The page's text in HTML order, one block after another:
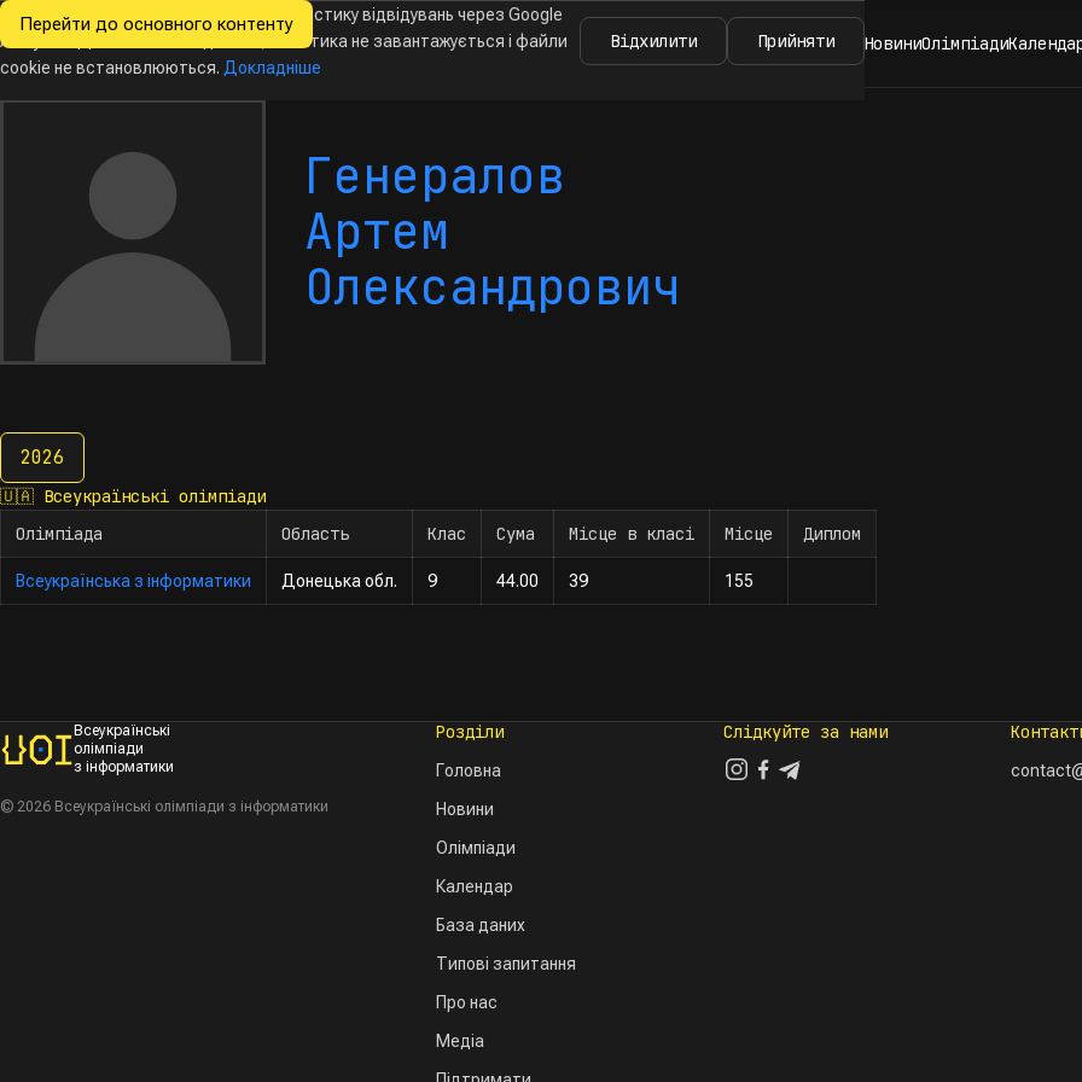
Перейти до основного контенту
Всеукраїнські
з інформатики
НовиниОлімпіади
Генералов
Артем
Олександрович
2026
2026
🇺🇦 Всеукраїнські олімпіади
Олімпіада
Область Клас Сума Місце в класі Місце Диплом
Всеукраїнська з інформатики Донецька обл. 9 44.00 39 155
Всеукраїнські
олімпіади
з інформатики
© 2026 Всеукраїнські олімпіади з інформатики
Розділи
Головна
Новини
Олімпіади
Календар
База даних
Типові запитання
Про нас
Медіа
Слідкуйте за нами
Ми хочемо збирати знеособлену статистику відвідувань через Google
Analytics. Доки ви не погодитесь, аналітика не завантажується і файли
cookie не встановлюються. Докладніше
Відхилити Прийняти